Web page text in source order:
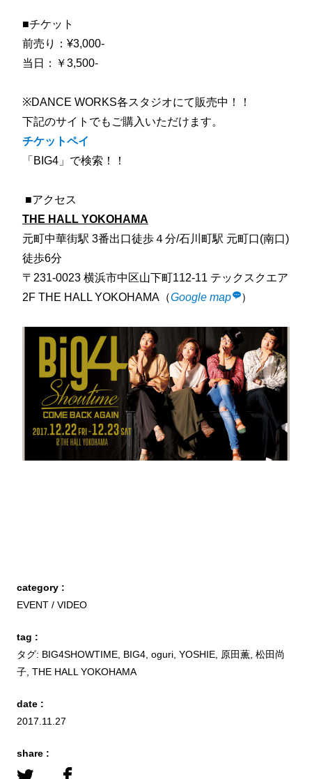
■チケット
前売り：¥3,000-
当日：￥3,500-
※DANCE WORKS各スタジオにて販売中！！
下記のサイトでもご購入いただけます。
チケットペイ
「BIG4」で検索！！
■アクセス
THE HALL YOKOHAMA
元町中華街駅 3番出口徒歩４分/石川町駅 元町口(南口)
徒歩6分
〒231-0023 横浜市中区山下町112-11 テックスクエア
2F THE HALL YOKOHAMA（Google map ）
category :
EVENT
VIDEO
tag :
タグ: BIG4SHOWTIME, BIG4, oguri, YOSHIE, 原田薫, 松田尚
子, THE HALL YOKOHAMA
date :
2017.11.27
share :